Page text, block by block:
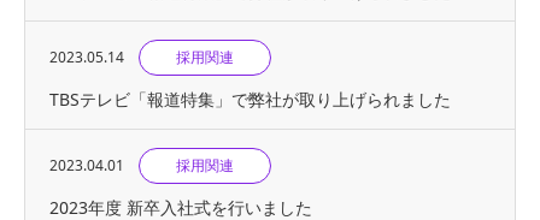
2023.05.14 採用関連
TBSテレビ「報道特集」で弊社が取り上げられました
2023.04.01 採用関連
2023年度 新卒入社式を行いました